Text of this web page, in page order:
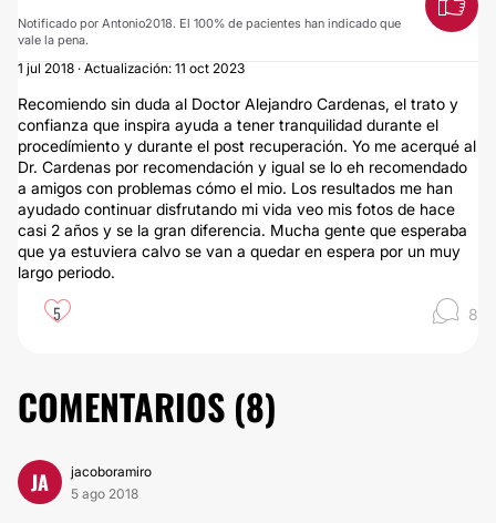
Notificado por Antonio2018. El 100% de pacientes han indicado que
vale la pena.
1 jul 2018 · Actualización: 11 oct 2023
Recomiendo sin duda al Doctor Alejandro Cardenas, el trato y
confianza que inspira ayuda a tener tranquilidad durante el
procedímiento y durante el post recuperación. Yo me acerqué al
Dr. Cardenas por recomendación y igual se lo eh recomendado
a amigos con problemas cómo el mio. Los resultados me han
ayudado continuar disfrutando mi vida veo mis fotos de hace
casi 2 años y se la gran diferencia. Mucha gente que esperaba
que ya estuviera calvo se van a quedar en espera por un muy
largo periodo.
5 8
COMENTARIOS (8)
JA
jacoboramiro
5 ago 2018